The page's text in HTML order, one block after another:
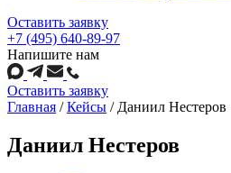
Оставить заявку
+7 (495) 640-89-97
Напишите нам
Оставить заявку
Главная / Кейсы / Даниил Нестеров
Даниил Нестеров